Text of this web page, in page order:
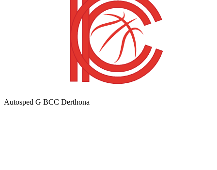
Autosped G BCC Derthona